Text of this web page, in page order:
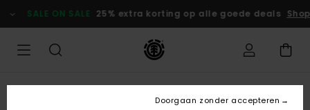
naar
Productinformatie
SALE ON SALE 25% extra korting op alle goede deals
Doorgaan zonder accepteren